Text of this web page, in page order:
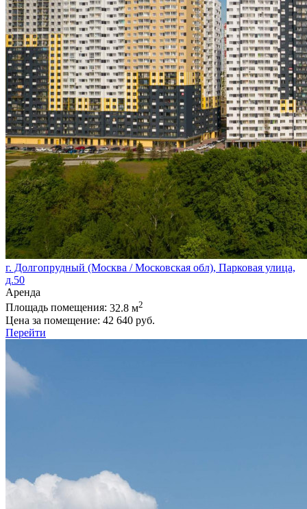
г. Долгопрудный (Москва / Московская обл), Парковая улица,
д.50
Аренда
Площадь помещения: 32.8 м2
Цена за помещение: 42 640 руб.
Перейти